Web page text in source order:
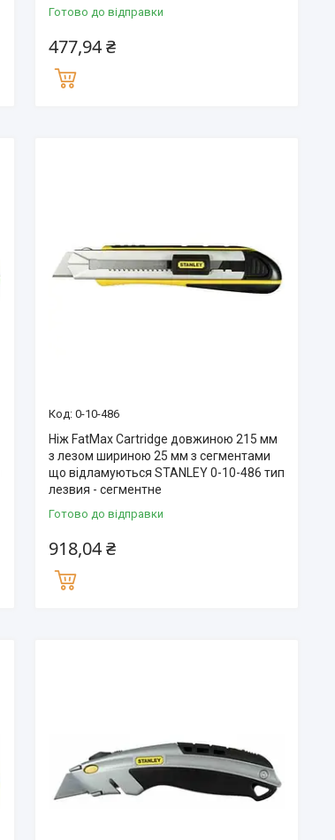
Готово до відправки
477,94 ₴
0-10-486
Ніж FatMax Cartridge довжиною 215 мм
з лезом шириною 25 мм з сегментами
що відламуються STANLEY 0-10-486 тип
лезвия - сегментне
Готово до відправки
918,04 ₴